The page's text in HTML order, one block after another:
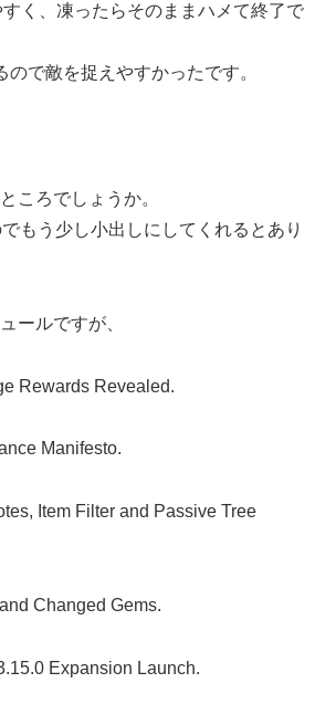
く、凍ったらそのままハメて終了で
ので敵を捉えやすかったです。
ころでしょうか。
もう少し小出しにしてくれるとあり
ールですが、
Rewards Revealed.
Manifesto.
Item Filter and Passive Tree
Changed Gems.
Expansion Launch.